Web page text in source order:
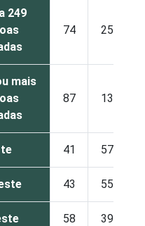
249
74 25
mais
87 13
41 57
43 55
58 39